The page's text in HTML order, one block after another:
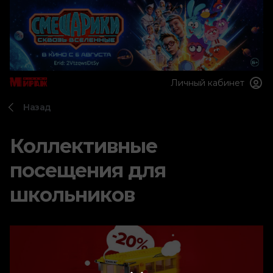
Личный кабинет
Назад
Коллективные
посещения для
школьников